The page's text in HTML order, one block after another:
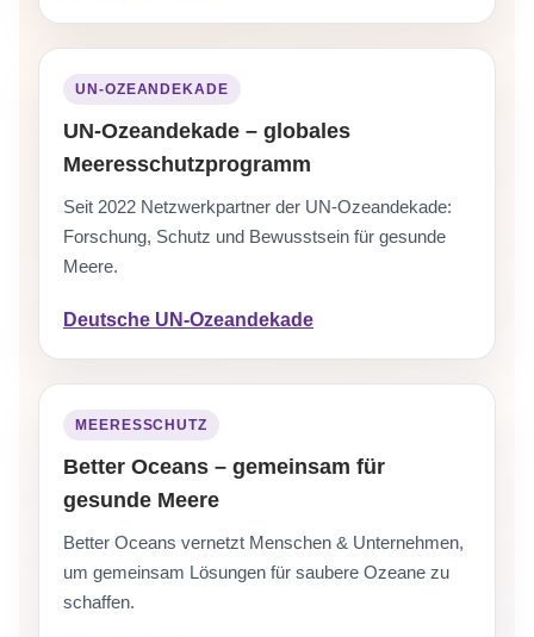
UN-OZEANDEKADE
UN-Ozeandekade – globales
Meeresschutzprogramm
Seit 2022 Netzwerkpartner der UN-Ozeandekade:
Forschung, Schutz und Bewusstsein für gesunde
Meere.
Deutsche UN-Ozeandekade
MEERESSCHUTZ
Better Oceans – gemeinsam für
gesunde Meere
Better Oceans vernetzt Menschen & Unternehmen,
um gemeinsam Lösungen für saubere Ozeane zu
schaffen.